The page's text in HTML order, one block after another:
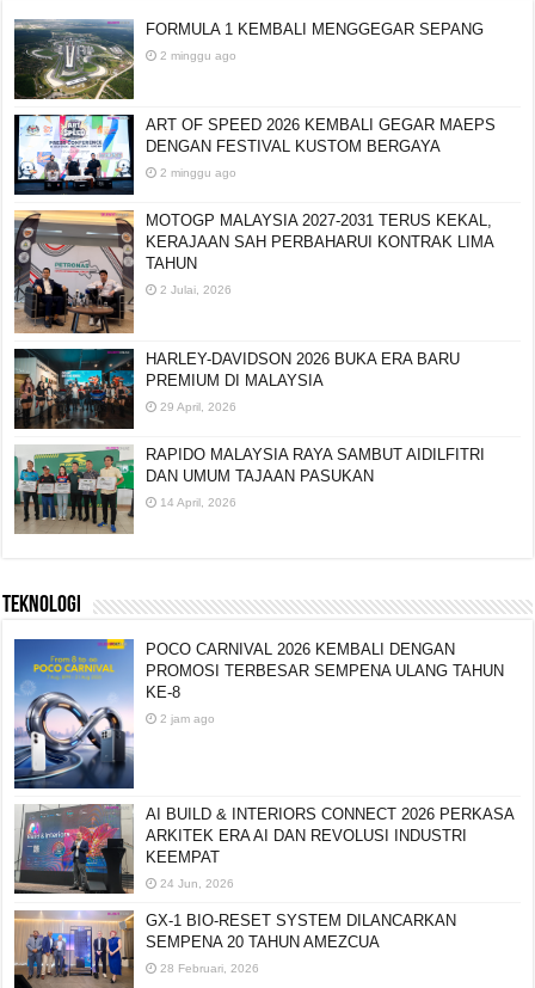
FORMULA 1 KEMBALI MENGGEGAR SEPANG
2 minggu ago
ART OF SPEED 2026 KEMBALI GEGAR MAEPS
DENGAN FESTIVAL KUSTOM BERGAYA
2 minggu ago
MOTOGP MALAYSIA 2027-2031 TERUS KEKAL,
KERAJAAN SAH PERBAHARUI KONTRAK LIMA
TAHUN
2 Julai, 2026
HARLEY-DAVIDSON 2026 BUKA ERA BARU
PREMIUM DI MALAYSIA
29 April, 2026
RAPIDO MALAYSIA RAYA SAMBUT AIDILFITRI
DAN UMUM TAJAAN PASUKAN
14 April, 2026
TEKNOLOGI
POCO CARNIVAL 2026 KEMBALI DENGAN
PROMOSI TERBESAR SEMPENA ULANG TAHUN
KE-8
2 jam ago
AI BUILD & INTERIORS CONNECT 2026 PERKASA
ARKITEK ERA AI DAN REVOLUSI INDUSTRI
KEEMPAT
24 Jun, 2026
GX-1 BIO-RESET SYSTEM DILANCARKAN
SEMPENA 20 TAHUN AMEZCUA
28 Februari, 2026